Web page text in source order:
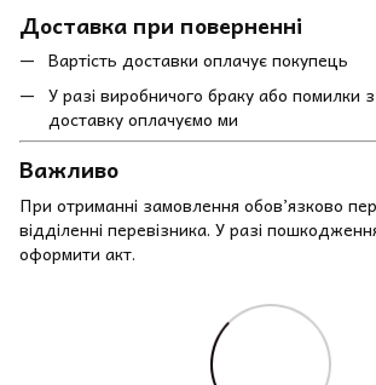
Доставка при поверненні
Вартість доставки оплачує покупець
У разі виробничого браку або помилки
доставку оплачуємо ми
Важливо
При отриманні замовлення обов’язково
відділенні перевізника. У разі
оформити акт.